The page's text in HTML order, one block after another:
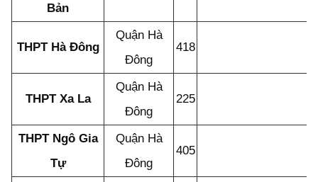
Bản
THPT Hà Đông
Quận Hà
Đông
418
THPT Xa La
Quận Hà
Đông
225
THPT Ngô Gia
Tự
Quận Hà
Đông
405